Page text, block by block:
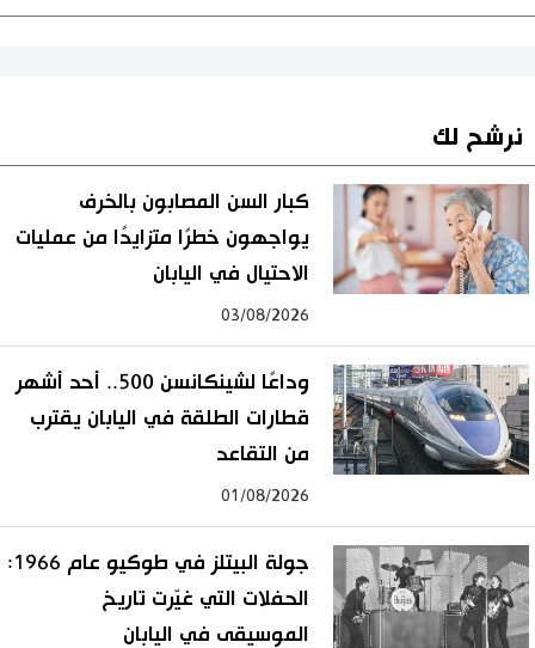
نرشح لك
كبار السن المصابون بالخرف
يواجهون خطرًا متزايدًا من عمليات
الاحتيال في اليابان
03/08/2026
وداعًا لشينكانسن 500.. أحد أشهر
قطارات الطلقة في اليابان يقترب
من التقاعد
01/08/2026
جولة البيتلز في طوكيو عام 1966:
الحفلات التي غيّرت تاريخ
الموسيقى في اليابان